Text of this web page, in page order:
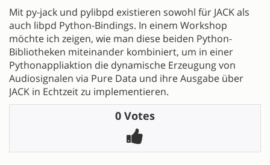
Mit py-jack und pylibpd existieren sowohl für JACK als
auch libpd Python-Bindings. In einem Workshop
möchte ich zeigen, wie man diese beiden Python-
Bibliotheken miteinander kombiniert, um in einer
Pythonappliaktion die dynamische Erzeugung von
Audiosignalen via Pure Data und ihre Ausgabe über
JACK in Echtzeit zu implementieren.
0 Votes